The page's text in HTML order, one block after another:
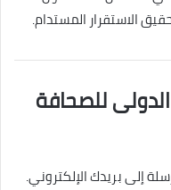
الاستقرار المستدام.
للصحافة
إلى بريدك الإلكتروني.